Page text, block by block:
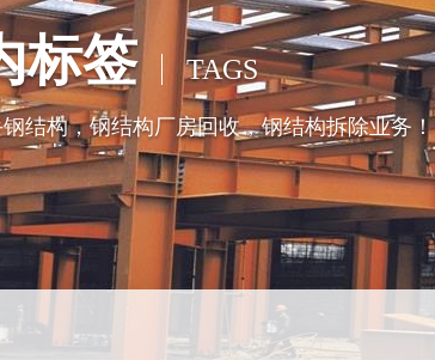
标签 TAGS
钢结构，钢结构厂房回收，钢结构拆除业务！